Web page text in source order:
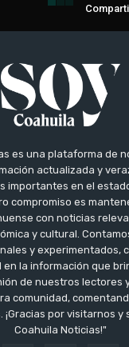
es una plataforma de
actualizada y
importantes en el
compromiso es
con noticias
y cultural.
y experimentados,
en la información que
de nuestros lectores
comunidad,
por visitarnos y
Coahuila Noticias!"